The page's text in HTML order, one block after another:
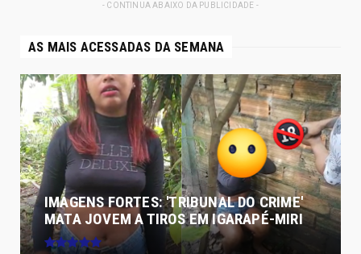
- CONTINUA ABAIXO DA PUBLICIDADE -
AS MAIS ACESSADAS DA SEMANA
IMAGENS FORTES: 'TRIBUNAL DO CRIME'
MATA JOVEM A TIROS EM IGARAPÉ-MIRI